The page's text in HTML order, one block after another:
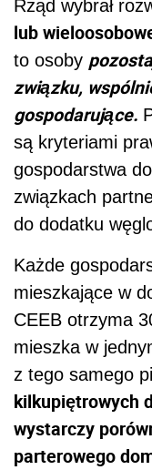
Rząd wybrał
lub
to osoby
związku,
gospodarujące.
są kryteriami
gospodarstwa
związkach
do dodatku
Każde
mieszkające w
CEEB otrzyma
mieszka w
z tego samego
kilkupiętrowych
wystarczy
parterowego